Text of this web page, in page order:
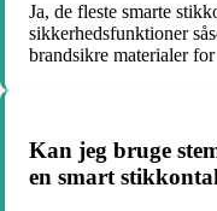
Ja, de fleste smarte
sikkerhedsfunktioner
brandsikre materialer
Kan jeg bruge
en smart